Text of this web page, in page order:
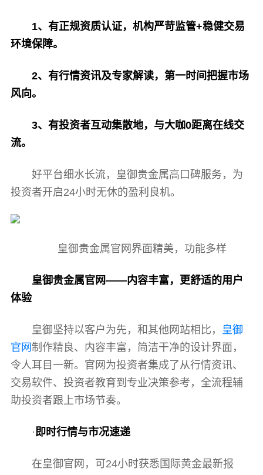
1、有正规资质认证，机构严苛监管+稳健交易
环境保障。
2、有行情资讯及专家解读，第一时间把握市场
风向。
3、有投资者互动集散地，与大咖0距离在线交
流。
好平台细水长流，皇御贵金属高口碑服务，为
投资者开启24小时无休的盈利良机。
皇御贵金属官网界面精美，功能多样
皇御贵金属官网——内容丰富，更舒适的用户
体验
皇御坚持以客户为先，和其他网站相比，
皇御
官网制作精良、内容丰富，简洁干净的设计界面，
令人耳目一新。官网为投资者集成了从行情资讯、
交易软件、投资者教育到专业决策参考，全流程辅
助投资者跟上市场节奏。
·即时行情与市况速递
在皇御官网，可24小时获悉国际黄金最新报